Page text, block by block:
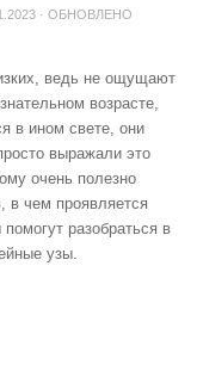
· ОБНОВЛЕНО
ведь не ощущают
возрасте,
в ином свете, они
выражали это
очень полезно
в чем проявляется
разобраться в
узы.